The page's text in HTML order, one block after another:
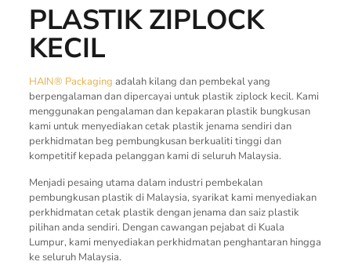
PLASTIK ZIPLOCK
KECIL
HAIN® Packaging adalah kilang dan pembekal yang
berpengalaman dan dipercayai untuk plastik ziplock kecil. Kami
menggunakan pengalaman dan kepakaran plastik bungkusan
kami untuk menyediakan cetak plastik jenama sendiri dan
perkhidmatan beg pembungkusan berkualiti tinggi dan
kompetitif kepada pelanggan kami di seluruh Malaysia.
Menjadi pesaing utama dalam industri pembekalan
pembungkusan plastik di Malaysia, syarikat kami menyediakan
perkhidmatan cetak plastik dengan jenama dan saiz plastik
pilihan anda sendiri. Dengan cawangan pejabat di Kuala
Lumpur, kami menyediakan perkhidmatan penghantaran hingga
ke seluruh Malaysia.